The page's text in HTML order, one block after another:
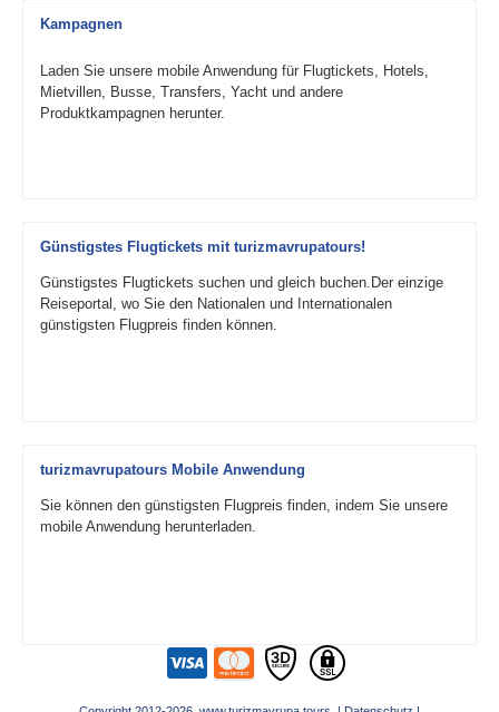
Kampagnen
Laden Sie unsere mobile Anwendung für Flugtickets, Hotels,
Mietvillen, Busse, Transfers, Yacht und andere
Produktkampagnen herunter.
Günstigstes Flugtickets mit turizmavrupatours!
Günstigstes Flugtickets suchen und gleich buchen.Der einzige
Reiseportal, wo Sie den Nationalen und Internationalen
günstigsten Flugpreis finden können.
turizmavrupatours Mobile Anwendung
Sie können den günstigsten Flugpreis finden, indem Sie unsere
mobile Anwendung herunterladen.